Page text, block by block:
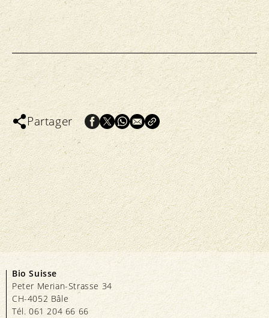
Partager
Bio Suisse
Peter Merian-Strasse 34
CH-4052 Bâle
Tél. 061 204 66 66